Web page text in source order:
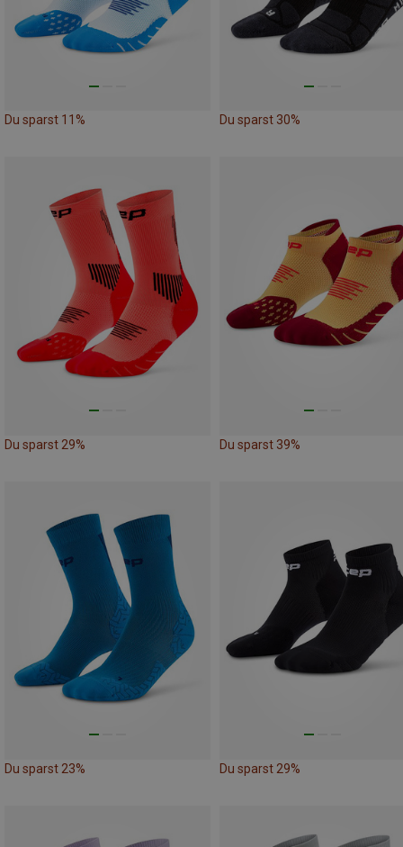
Du sparst 11% Du sparst 30%
Du sparst 29% Du sparst 39%
Du sparst 23% Du sparst 29%